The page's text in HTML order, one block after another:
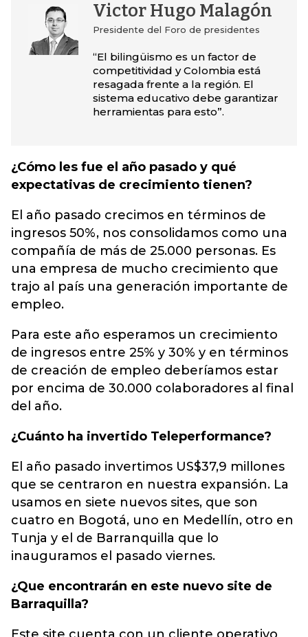
Victor Hugo Malagón
Presidente del Foro de presidentes
“El bilingüismo es un factor de
competitividad y Colombia está
resagada frente a la región. El
sistema educativo debe garantizar
herramientas para esto”.
¿Cómo les fue el año pasado y qué
expectativas de crecimiento tienen?
El año pasado crecimos en términos de
ingresos 50%, nos consolidamos como una
compañía de más de 25.000 personas. Es
una empresa de mucho crecimiento que
trajo al país una generación importante de
empleo.
Para este año esperamos un crecimiento
de ingresos entre 25% y 30% y en términos
de creación de empleo deberíamos estar
por encima de 30.000 colaboradores al final
del año.
¿Cuánto ha invertido Teleperformance?
El año pasado invertimos US$37,9 millones
que se centraron en nuestra expansión. La
usamos en siete nuevos sites, que son
cuatro en Bogotá, uno en Medellín, otro en
Tunja y el de Barranquilla que lo
inauguramos el pasado viernes.
¿Que encontrarán en este nuevo site de
Barraquilla?